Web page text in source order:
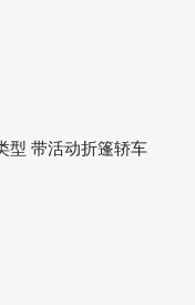
型 带活动折篷轿车